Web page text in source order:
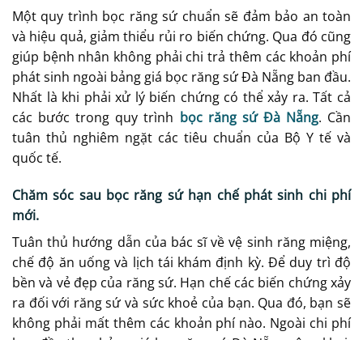
Một quy trình bọc răng sứ chuẩn sẽ đảm bảo an toàn
và hiệu quả, giảm thiểu rủi ro biến chứng. Qua đó cũng
giúp bệnh nhân không phải chi trả thêm các khoản phí
phát sinh ngoài bảng giá bọc răng sứ Đà Nẵng ban đầu.
Nhất là khi phải xử lý biến chứng có thể xảy ra. Tất cả
các bước trong quy trình bọc răng sứ Đà Nẵng. Cần
tuân thủ nghiêm ngặt các tiêu chuẩn của Bộ Y tế và
quốc tế.
Chăm sóc sau bọc răng sứ hạn chế phát sinh chi phí
mới.
Tuân thủ hướng dẫn của bác sĩ về vệ sinh răng miệng,
chế độ ăn uống và lịch tái khám định kỳ. Để duy trì độ
bền và vẻ đẹp của răng sứ. Hạn chế các biến chứng xảy
ra đối với răng sứ và sức khoẻ của bạn. Qua đó, bạn sẽ
không phải mất thêm các khoản phí nào. Ngoài chi phí